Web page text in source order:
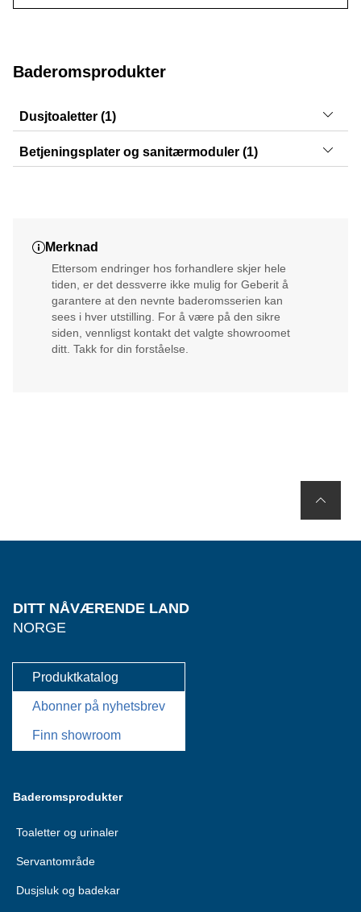
Baderomsprodukter
Dusjtoaletter (1)
AquaClean Tuma
Betjeningsplater og sanitærmoduler (1)
Merknad
Ettersom endringer hos forhandlere skjer hele
tiden, er det dessverre ikke mulig for Geberit å
garantere at den nevnte baderomsserien kan
sees i hver utstilling. For å være på den sikre
siden, vennligst kontakt det valgte showroomet
ditt. Takk for din forståelse.
DITT NÅVÆRENDE LAND
NORGE
Produktkatalog
Abonner på nyhetsbrev
Finn showroom
Baderomsprodukter
Toaletter og urinaler
Servantområde
Dusjsluk og badekar